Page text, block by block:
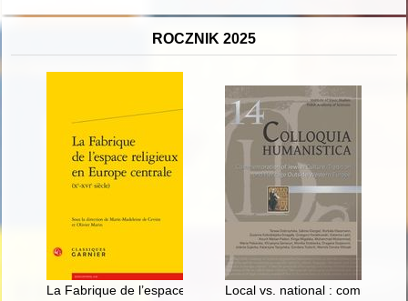
ROCZNIK 2025
La Fabrique de l’espace religieux (Xe - XVIe siècle)
Local vs. national :